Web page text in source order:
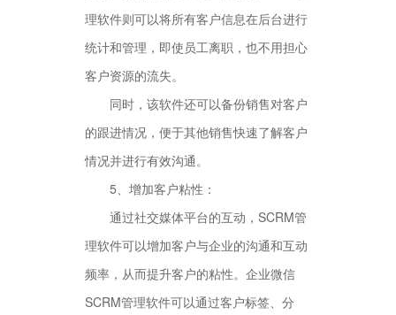
理软件则可以将所有客户信息在后台进行
统计和管理，即使员工离职，也不用担心
客户资源的流失。
同时，该软件还可以备份销售对客户
的跟进情况，便于其他销售快速了解客户
情况并进行有效沟通。
5、增加客户粘性：
通过社交媒体平台的互动，SCRM管
理软件可以增加客户与企业的沟通和互动
频率，从而提升客户的粘性。企业微信
SCRM管理软件可以通过客户标签、分